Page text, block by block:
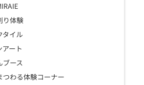
り体験
タイル
アート
ブース
つわる体験コーナー